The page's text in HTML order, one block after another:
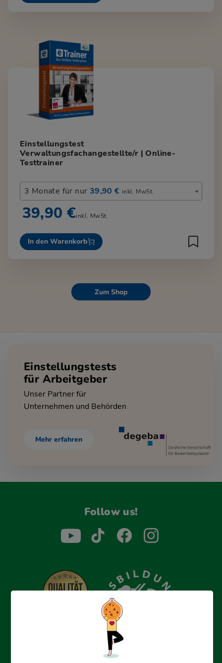
Einstellungstest
Verwaltungsfachangestellte/r | Online-
Testtrainer
3 Monate für nur 39,90 € inkl. MwSt.
39,90 €inkl. MwSt.
In den Warenkorb
Zum Shop
Einstellungstests
für Arbeitgeber
Unser Partner für
Unternehmen und Behörden
Mehr erfahren
Follow us!
Erfolgreich bewerben mit Ausbildungspark: Wir
begleiten dich Schritt für Schritt bei deinem Start in den